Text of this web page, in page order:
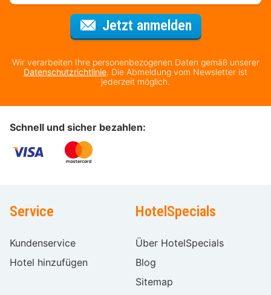
Jetzt anmeldenFür den
Wir verarbeiten Ihre personenbezogenen Daten gemäß unserer
Datenschutzrichtlinie. Die Abmeldung vom Newsletter ist
jederzeit möglich.
Schnell und sicher bezahlen:
Service
Kundenservice
Hotel hinzufügen
HotelSpecials
Über HotelSpecials
Blog
Sitemap